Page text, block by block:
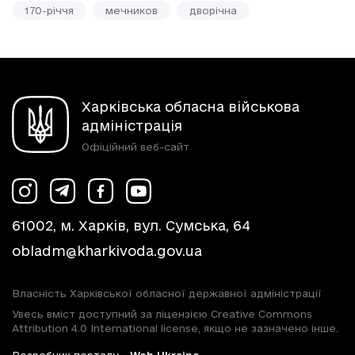
170-річчя мечников дворічна
Харківська обласна військова
адміністрація
Офіційний веб-сайт
61002, м. Харків, вул. Сумська, 64
obladm@kharkivoda.gov.ua
Власність Харківської обласної державної адміністрації
Увесь вміст доступний за ліцензією Creative Commons
Attribution 4.0 International license, якщо не зазначено інше.